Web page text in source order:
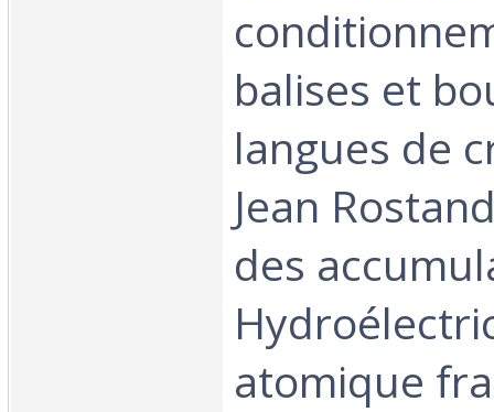
balises et
langues de
Jean
des
atomique